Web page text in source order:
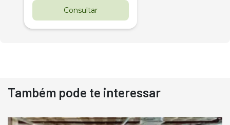
Consultar
Destaque
Usado
Também pode te interessar